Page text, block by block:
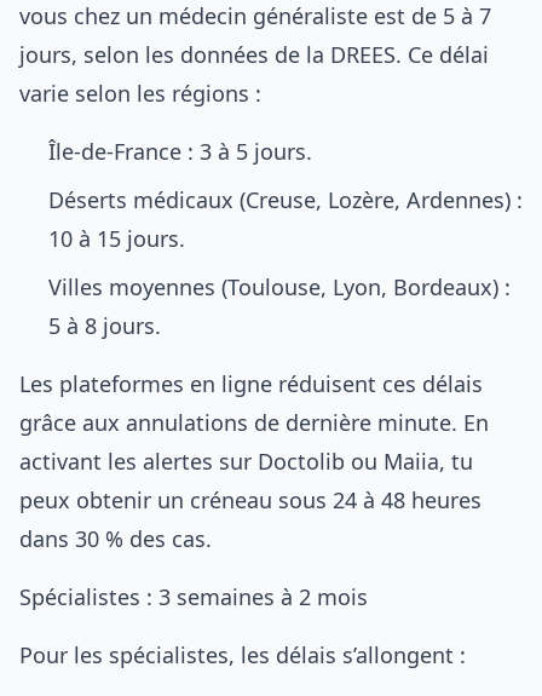
vous chez un médecin généraliste est de 5 à 7
jours, selon les données de la DREES. Ce délai
varie selon les régions :
Île-de-France : 3 à 5 jours.
Déserts médicaux (Creuse, Lozère, Ardennes) :
10 à 15 jours.
Villes moyennes (Toulouse, Lyon, Bordeaux) :
5 à 8 jours.
Les plateformes en ligne réduisent ces délais
grâce aux annulations de dernière minute. En
activant les alertes sur Doctolib ou Maiia, tu
peux obtenir un créneau sous 24 à 48 heures
dans 30 % des cas.
Spécialistes : 3 semaines à 2 mois
Pour les spécialistes, les délais s’allongent :